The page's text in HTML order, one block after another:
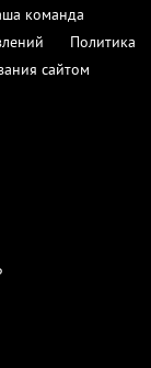
команда
Политика
сайтом